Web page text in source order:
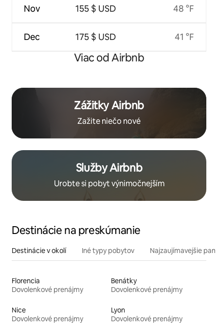
Nov
Dec
155 $ USD
175 $ USD
48 °F
41 °F
Viac od Airbnb
Zážitky Airbnb
Zažite niečo nové
Služby Airbnb
Urobte si pobyt výnimočnejším
Destinácie na preskúmanie
Destinácie v okolí Iné typy pobytov Najzaujímavejšie
Florencia
Dovolenkové prenájmy
Benátky
Dovolenkové prenájmy
Nice
Dovolenkové prenájmy
Lyon
Dovolenkové prenájmy